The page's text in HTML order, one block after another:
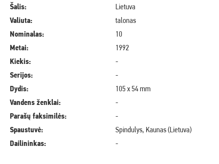
Šalis:
Lietuva
Valiuta:
talonas
Nominalas:
10
Metai:
1992
Kiekis:
-
Serijos:
-
Dydis:
105 x 54 mm
Vandens ženklai:
-
Parašų faksimilės:
-
Spaustuvė:
Spindulys, Kaunas (Lietuva)
Dailininkas:
-